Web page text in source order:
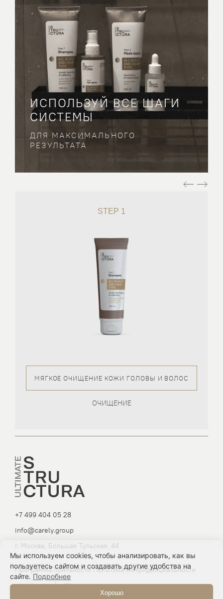
ИСПОЛЬЗУЙ ВСЕ ШАГИ
СИСТЕМЫ
ДЛЯ МАКСИМАЛЬНОГО
РЕЗУЛЬТАТА
STEP 1
МЯГКОЕ ОЧИЩЕНИЕ КОЖИ ГОЛОВЫ И ВОЛОС
ОЧИЩЕНИЕ
+7 499 404 05 28
info@carely.group
г. Москва, Большая Тульская, 44
Программа лояльности Политика конфиденциальности
Мы используем cookies, чтобы анализировать, как вы
пользуетесь сайтом и создавать другие удобства на
сайте.Подробнее
Хорошо